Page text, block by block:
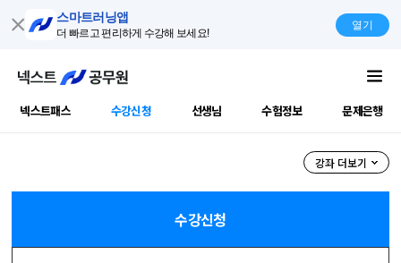
스마트러닝앱
더 빠르고 편리하게 수강해 보세요!
열기
넥스트패스 수강신청 선생님 수험정보 문제은행
강좌 더보기
수강신청